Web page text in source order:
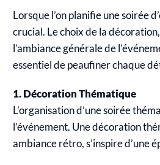
Lorsque l’on planifie une soirée
crucial. Le choix de la
l’ambiance générale de
essentiel de peaufiner chaque
1. Décoration Thématique
L’organisation d’une soirée
l’événement. Une décoration
ambiance rétro, s’inspire d’une